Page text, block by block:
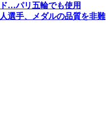
…パリ五輪でも使用
選手、メダルの品質を非難